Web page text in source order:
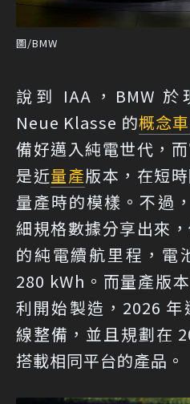
圖/BMW
說到 IAA，BMW
Neue Klasse 的概念車
備好邁入純電世代，
是近量產版本，在短
量產時的模樣。不過
細規格數據分享出來
的純電續航里程，電
280 kWh。而量產版
利開始製造，2026
線整備，並且規劃在
搭載相同平台的產品。